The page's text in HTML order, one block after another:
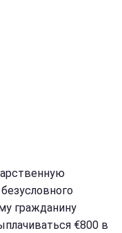
гражданину
€800 в